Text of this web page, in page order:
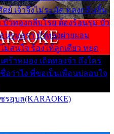
ย์ เจ้าจึงไม่ระมัด หลงกลิ่นลิ้น
บัวทองกลีบโรย ต้องร้อนรุม บัว
รุมอุรา บัวทองผ่ายผอม
ม่สนใจ ร้องไห้ลูกเดียว หยุด
ศร้าหมอง เถิดทองจ๋า ถึงใคร
อว่าไง พี่ขอเป็นเพื่อนปลอบใจ
รอุบล(KARAOKE)